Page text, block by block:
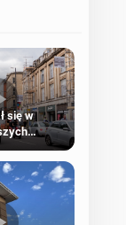
się w
na